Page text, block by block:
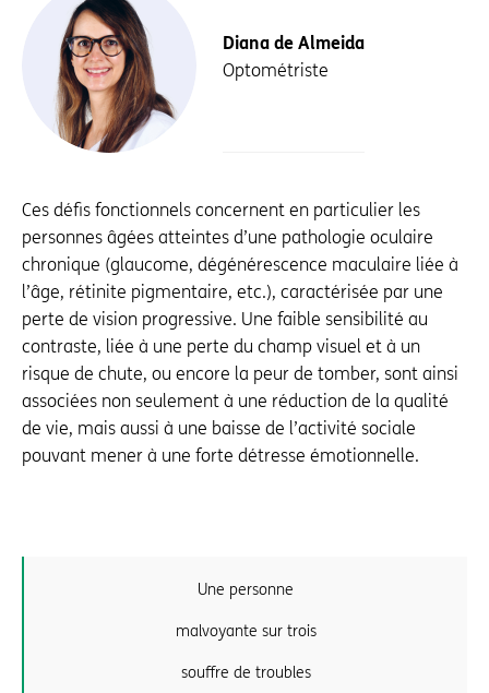
Diana de Almeida
Optométriste
Ces défis fonctionnels concernent en particulier les
personnes âgées atteintes d’une pathologie oculaire
chronique (glaucome, dégénérescence maculaire liée à
l’âge, rétinite pigmentaire, etc.), caractérisée par une
perte de vision progressive. Une faible sensibilité au
contraste, liée à une perte du champ visuel et à un
risque de chute, ou encore la peur de tomber, sont ainsi
associées non seulement à une réduction de la qualité
de vie, mais aussi à une baisse de l’activité sociale
pouvant mener à une forte détresse émotionnelle.
Une personne
malvoyante sur trois
souffre de troubles